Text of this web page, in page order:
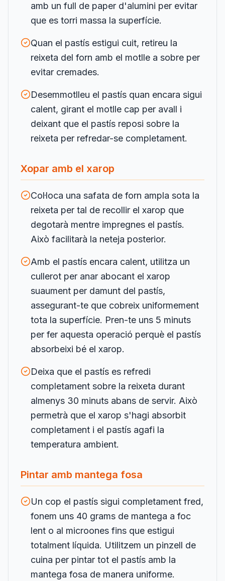
amb un full de paper d'alumini per evitar
que es torri massa la superfície.
Quan el pastís estigui cuit, retireu la
reixeta del forn amb el motlle a sobre per
evitar cremades.
Desemmotlleu el pastís quan encara sigui
calent, girant el motlle cap per avall i
deixant que el pastís reposi sobre la
reixeta per refredar-se completament.
Xopar amb el xarop
Col·loca una safata de forn ampla sota la
reixeta per tal de recollir el xarop que
degotarà mentre impregnes el pastís.
Això facilitarà la neteja posterior.
Amb el pastís encara calent, utilitza un
cullerot per anar abocant el xarop
suaument per damunt del pastís,
assegurant-te que cobreix uniformement
tota la superfície. Pren-te uns 5 minuts
per fer aquesta operació perquè el pastís
absorbeixi bé el xarop.
Deixa que el pastís es refredi
completament sobre la reixeta durant
almenys 30 minuts abans de servir. Això
permetrà que el xarop s'hagi absorbit
completament i el pastís agafi la
temperatura ambient.
Pintar amb mantega fosa
Un cop el pastís sigui completament fred,
fonem uns 40 grams de mantega a foc
lent o al microones fins que estigui
totalment líquida. Utilitzem un pinzell de
cuina per pintar tot el pastís amb la
mantega fosa de manera uniforme.